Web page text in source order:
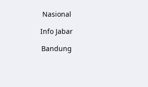
Nasional
Info Jabar
Bandung